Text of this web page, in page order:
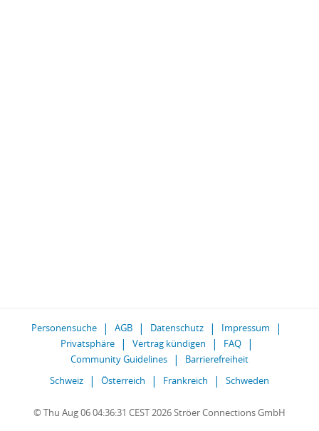
Personensuche AGB Datenschutz
Impressum
Privatsphäre
Vertrag kündigen
FAQ
Community Guidelines
Barrierefreiheit
Schweiz
Österreich Frankreich Schweden
© Thu Aug 06 04:36:31 CEST 2026 Ströer Connections GmbH